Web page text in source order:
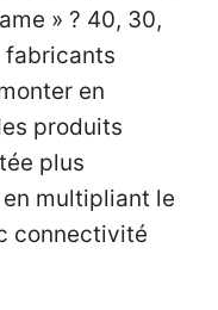
» ? 40, 30,
fabricants
en
produits
plus
multipliant le
connectivité